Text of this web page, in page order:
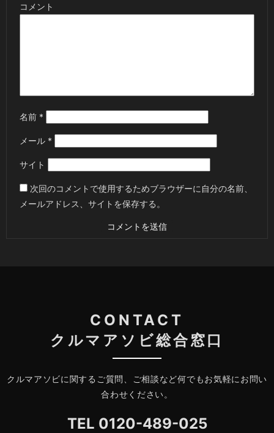
コメント
名前 *
メール *
サイト
次回のコメントで使用するためブラウザーに自分の名前、
メールアドレス、サイトを保存する。
CONTACT
クルマアソビ総合窓口
クルマアソビに関するご質問、ご相談など何でもお気軽にお問い
合わせください。
TEL 0120-489-025